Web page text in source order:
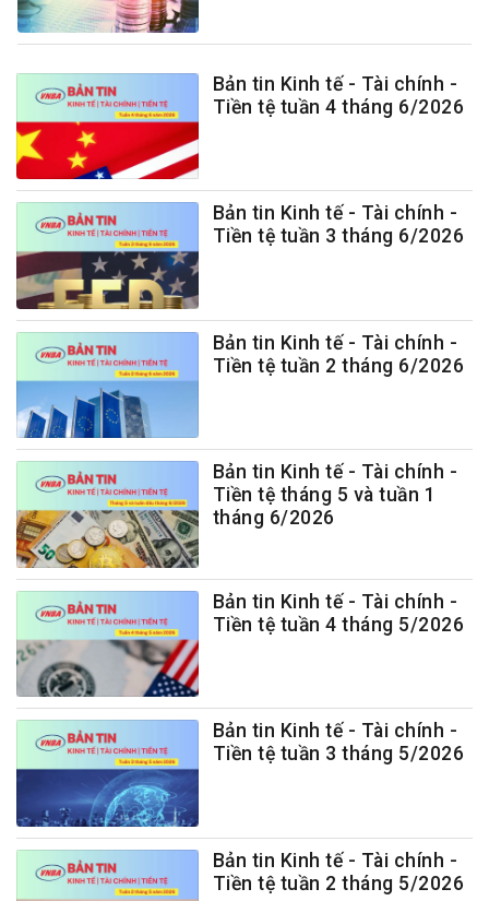
Bản tin Kinh tế - Tài chính -
Tiền tệ tuần 4 tháng 6/2026
Bản tin Kinh tế - Tài chính -
Tiền tệ tuần 3 tháng 6/2026
Bản tin Kinh tế - Tài chính -
Tiền tệ tuần 2 tháng 6/2026
Bản tin Kinh tế - Tài chính -
Tiền tệ tháng 5 và tuần 1
tháng 6/2026
Bản tin Kinh tế - Tài chính -
Tiền tệ tuần 4 tháng 5/2026
Bản tin Kinh tế - Tài chính -
Tiền tệ tuần 3 tháng 5/2026
Bản tin Kinh tế - Tài chính -
Tiền tệ tuần 2 tháng 5/2026